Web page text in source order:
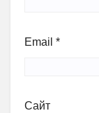
Email *
Сайт